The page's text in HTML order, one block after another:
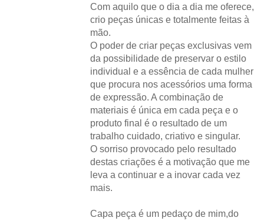
Com aquilo que o dia a dia me oferece,
crio peças únicas e totalmente feitas à
mão.
O poder de criar peças exclusivas vem
da possibilidade de preservar o estilo
individual e a essência de cada mulher
que procura nos acessórios uma forma
de expressão. A combinação de
materiais é única em cada peça e o
produto final é o resultado de um
trabalho cuidado, criativo e singular.
O sorriso provocado pelo resultado
destas criações é a motivação que me
leva a continuar e a inovar cada vez
mais.
Capa peça é um pedaço de mim,do